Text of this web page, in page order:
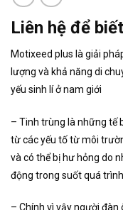
Liên hệ để
Motixeed plus là giải
lượng và khả năng di
yếu sinh lí ở nam giới
– Tinh trùng là những tế
từ các yếu tố từ môi
và có thể bị hư hỏng do
động trong suốt quá
– Chính vì vậy người